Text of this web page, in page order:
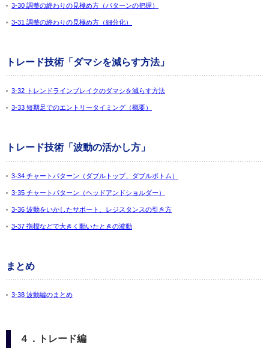
3-30 調整の終わりの見極め方（パターンの把握）
3-31 調整の終わりの見極め方（細分化）
トレード技術「ダマシを減らす方法」
3-32 トレンドラインブレイクのダマシを減らす方法
3-33 短期足でのエントリータイミング（概要）
トレード技術「波動の活かし方」
3-34 チャートパターン（ダブルトップ、ダブルボトム）
3-35 チャートパターン（ヘッドアンドショルダー）
3-36 波動をいかしたサポート、レジスタンスの引き方
3-37 指標などで大きく動いたときの波動
まとめ
3-38 波動編のまとめ
４．トレード編